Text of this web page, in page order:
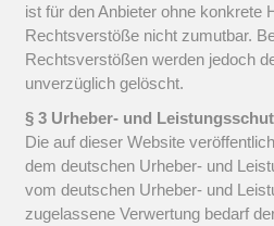
ist für den Anbieter ohne konkrete
Rechtsverstöße nicht zumutbar.
Rechtsverstößen werden jedoch
unverzüglich gelöscht.
§ 3 Urheber- und
Die auf dieser Website
dem deutschen Urheber- und
vom deutschen Urheber- und
zugelassene Verwertung bedarf